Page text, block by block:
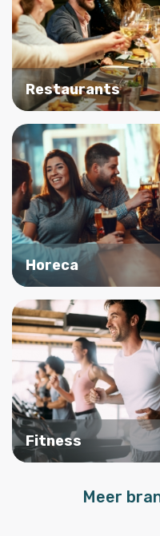
Restaurants
Horeca
Fitness
Meer